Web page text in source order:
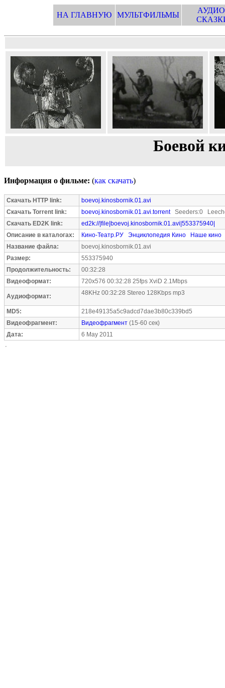
НА ГЛАВНУЮ МУЛЬТФИЛЬМЫ
Боевой
Информация о фильме: (как скачать)
Скачать HTTP link:
boevoj.kinosbornik.01.avi
Скачать Torrent link:
boevoj.kinosbornik.01.avi.torrentSeeders:0
Скачать ED2K link:
ed2k://|file|boevoj.kinosbornik.01.avi|553375940|
Описание в каталогах:
Кино-Театр.РУ Энциклопедия Кино
Наше кино
Название файла:
boevoj.kinosbornik.01.avi
Размер:
553375940
Продолжительность:
00:32:28
Видеоформат:
720x576 00:32:28 25fps XviD 2.1Mbps
Аудиоформат: 48KHz 00:32:28 Stereo 128Kbps mp3
MD5:
218e49135a5c9adcd7dae3b80c339bd5
Видеофрагмент:
Видеофрагмент (15-60 сек)
Дата:
6 May 2011